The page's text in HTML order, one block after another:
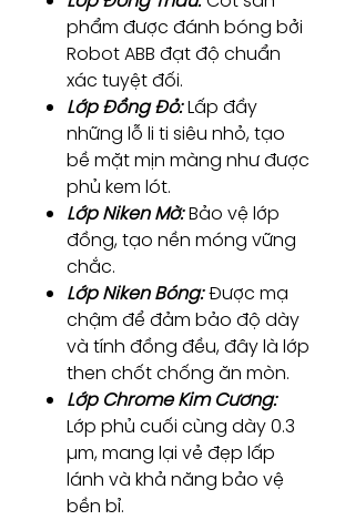
phẩm được đánh bóng bởi
Robot ABB đạt độ chuẩn
xác tuyệt đối.
Lớp Đồng Đỏ:Lấp đầy
những lỗ li ti siêu nhỏ, tạo
bề mặt mịn màng như được
phủ kem lót.
Lớp Niken Mờ:Bảo vệ lớp
đồng, tạo nền móng vững
chắc.
Lớp Niken Bóng:Được mạ
chậm để đảm bảo độ dày
và tính đồng đều, đây là lớp
then chốt chống ăn mòn.
Lớp Chrome Kim Cương:
Lớp phủ cuối cùng dày 0.3
µm, mang lại vẻ đẹp lấp
lánh và khả năng bảo vệ
bền bỉ.